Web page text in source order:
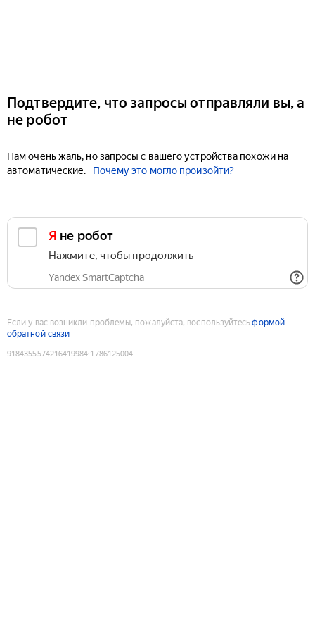
Подтвердите, что запросы отправляли вы, а
не робот
Нам очень жаль, но запросы с вашего устройства похожи на
автоматические.
Почему это могло произойти?
Я не робот
Нажмите, чтобы продолжить
Yandex SmartCaptcha
Если у вас возникли проблемы, пожалуйста, воспользуйтесьформой
обратной связи
9184355574216419984:1786125004